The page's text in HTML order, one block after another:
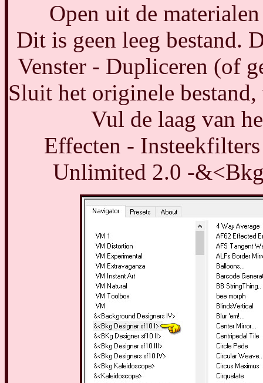
Open uit de
Dit is geen leeg bestand.
Venster - Dupliceren (of
Sluit het originele
Vul de laag van
Effecten -
Unlimited 2.0 -